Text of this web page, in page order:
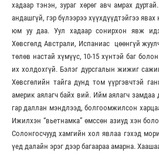
хадаар тэнэн, зураг хөрөг авч амрах
андашгүй, гэр бүлээрээ хүүхдүүдтэйгээ явах
юм уу даа. Уул хадаар сонирхон явж
Хөвсгөлд Австрали, Испаниас цөөнгүй
төлөв настай хүмүүс, 10-15 хүнтэй баг
их холдохгүй. Бэлэг дурсгалын жижиг
Хөвсгөлийн тайга дунд том үүргэвчтэй
америк аялагч байх вий. Ийм аялагч замдаа
гар даллан мэндлээд, болгоомжилсон
Ижилхэн “вьетнамка” өмссөн азиуд хэн
Солонгосчууд хамгийн хол явлаа гэхэд
үед далайн эрэг дээр багаараа амарна.